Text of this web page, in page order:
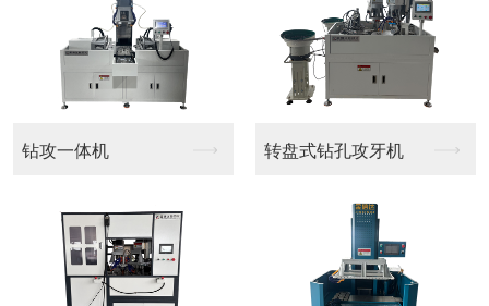
钻攻一体机 转盘式钻孔攻牙机